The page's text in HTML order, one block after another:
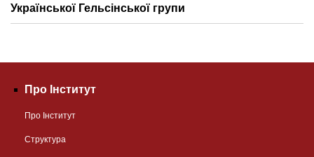
Української Гельсінської групи
Про Інститут
Про Інститут
Структура